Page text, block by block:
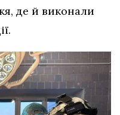
де й виконали